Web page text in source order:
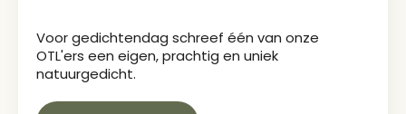
Voor gedichtendag schreef één van onze
OTL'ers een eigen, prachtig en uniek
natuurgedicht.